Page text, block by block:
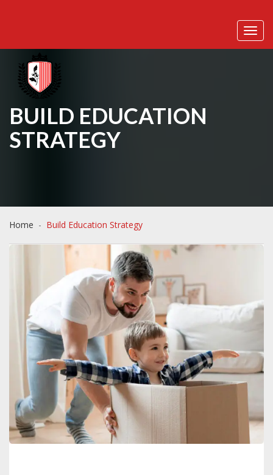
BUILD EDUCATION
STRATEGY
Home Build Education Strategy